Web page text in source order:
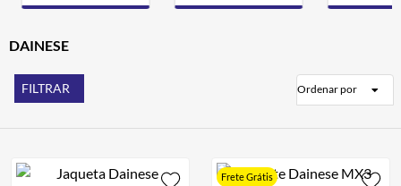
DAINESE
FILTRAR Ordenar por
Frete Grátis
7º BAU
8º CALÇA
9º AIROH
10º BOTAS